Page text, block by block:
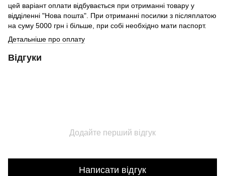
цей варіант оплати відбувається при отриманні товару у
відділенні "Нова пошта". При отриманні посилки з післяплатою
на суму 5000 грн і більше, при собі необхідно мати паспорт.
Детальніше про оплату
Відгуки
Додайте перший відгук
Написати відгук